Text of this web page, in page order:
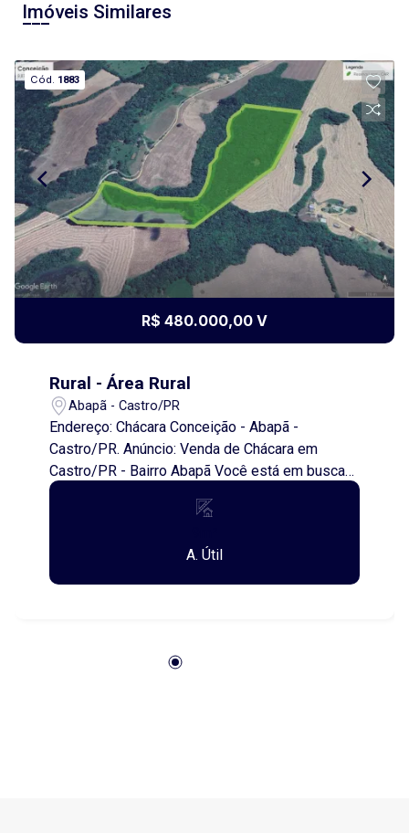
Imóveis Similares
Cód. 1883
R$ 480.000,00 V
Rural - Área Rural
Abapã - Castro/PR
Endereço: Chácara Conceição - Abapã -
Castro/PR. Anúncio: Venda de Chácara em
Castro/PR - Bairro Abapã Você está em busca
de um espaço perfeito para relaxar e aproveitar
a natureza? Apresentamos uma incrível
encantador bairro Abapã, em Castro, Paraná.
Características do Imóvel: - Tipo: Chácara -
Localização privilegiada, cercada pela beleza
A. Útil